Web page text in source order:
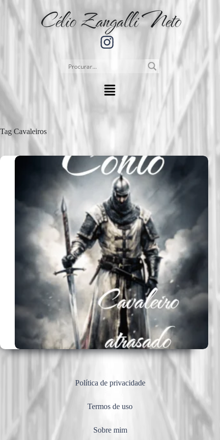
Célio Zangalli Neto
Tag Cavaleiros
Política de privacidade
Termos de uso
Sobre mim